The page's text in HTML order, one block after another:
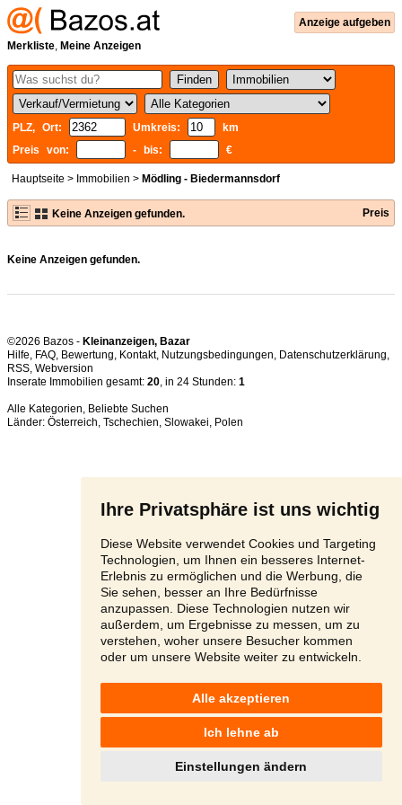
Ihre Privatsphäre ist uns wichtig
Diese Website verwendet Cookies und Targeting
Technologien, um Ihnen ein besseres Internet-
Erlebnis zu ermöglichen und die Werbung, die
Sie sehen, besser an Ihre Bedürfnisse
anzupassen. Diese Technologien nutzen wir
außerdem, um Ergebnisse zu messen, um zu
verstehen, woher unsere Besucher kommen
oder um unsere Website weiter zu entwickeln.
Alle akzeptieren
Ich lehne ab
Einstellungen ändern
Anzeige aufgeben
Merkliste, Meine Anzeigen
PLZ, Ort: Umkreis:
km
Preis von:
- bis: €
Hauptseite > Immobilien > Mödling - Biedermannsdorf
Keine Anzeigen gefunden. Preis
Keine Anzeigen gefunden.
©2026 Bazos - Kleinanzeigen, Bazar
Hilfe, FAQ, Bewertung, Kontakt, Nutzungsbedingungen, Datenschutzerklärung,
RSS,
Inserate Immobilien gesamt: 20, in 24 Stunden: 1
Alle Kategorien, Beliebte Suchen
Länder: Österreich, Tschechien, Slowakei, Polen